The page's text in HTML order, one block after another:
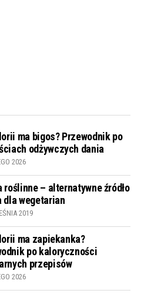
ma bigos? Przewodnik po
odżywczych dania
2026
roślinne – alternatywne źródło
dla wegetarian
2019
ma zapiekanka?
po kaloryczności
przepisów
2026